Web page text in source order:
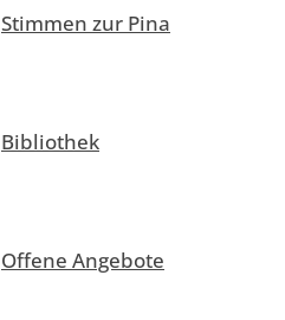
Stimmen zur Pina
Bibliothek
Offene Angebote